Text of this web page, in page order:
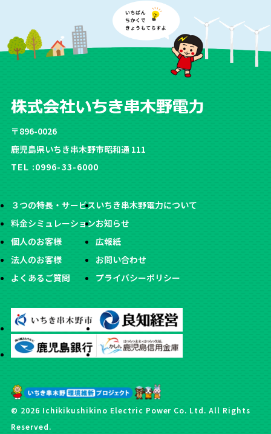
〒896-0026
鹿児島県いちき串木野市昭和通 111
TEL :0996-33-6000
３つの特長・サービス
料金シミュレーション
個人のお客様
法人のお客様
よくあるご質問
いちき串木野電力について
お知らせ
広報紙
お問い合わせ
プライバシーポリシー
© 2026 Ichikikushikino Electric Power Co. Ltd. All Rights
Reserved.